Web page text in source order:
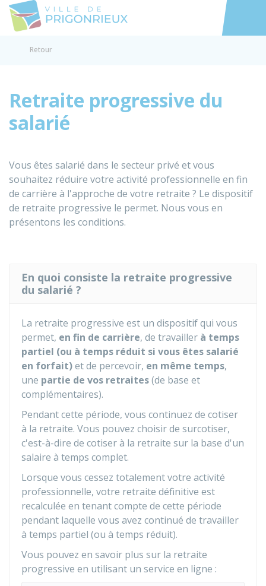
Accéder
Retour
Retraite progressive du
salarié
Vous êtes salarié dans le secteur privé et vous
souhaitez réduire votre activité professionnelle en fin
de carrière à l'approche de votre retraite ? Le dispositif
de retraite progressive le permet. Nous vous en
présentons les conditions.
En quoi consiste la retraite progressive
du salarié ?
La retraite progressive est un dispositif qui vous
permet, en fin de carrière, de travailler à temps
partiel (ou à temps réduit si vous êtes salarié
en forfait)et de percevoir, en même temps,
une partie de vos retraites(de base et
complémentaires).
Pendant cette période, vous continuez de cotiser
à la retraite. Vous pouvez choisir de surcotiser,
c'est-à-dire de cotiser à la retraite sur la base d'un
salaire à temps complet.
Lorsque vous cessez totalement votre activité
professionnelle, votre retraite définitive est
recalculée en tenant compte de cette période
pendant laquelle vous avez continué de travailler
à temps partiel (ou à temps réduit).
Vous pouvez en savoir plus sur la retraite
progressive en utilisant un service en ligne :